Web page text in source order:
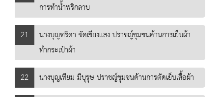
การทำน้ำพริกลาบ
21
นางบุญฑริดา ขัดเชียงแสง ปราชญ์ชุมชนด้านการเย็บผ้า
ทำกระเป๋าผ้า
22
นางบุญเทียม มีบุรุษ ปราชญ์ชุมชนด้านการตัดเย็บเสื้อผ้า